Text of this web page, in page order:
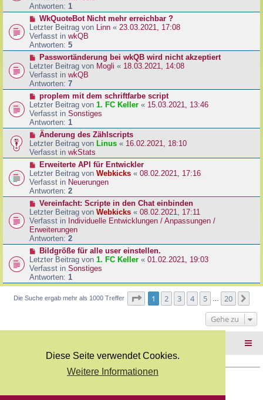
Diese Seite verwendet Cookies.
Weitere Informationen
t
a
g
e
r
B
e
i
t
a
g
Antworten: 1
N
e
u
e
r
B
e
i
t
a
g
WkQuoteBot Nicht mehr erreichbar ?
Letzter Beitrag von Linn « 23.03.2021, 17:08
Verfasst in wkQB
Antworten: 5
N
e
u
e
r
B
e
i
t
a
g
Passwortänderung bei wkQB wird nicht akzeptiert
Letzter Beitrag von Mogli « 18.03.2021, 14:08
Verfasst in wkQB
Antworten: 7
N
e
u
e
r
B
e
i
r
a
g
proplem mit dem schriftfarbe script
Letzter Beitrag von 1. FC Keller « 15.03.2021, 13:46
Verfasst in Sonstiges
Antworten: 1
N
e
u
e
r
B
e
i
r
a
g
Änderung des Zählscripts
Letzter Beitrag von Linus « 16.02.2021, 18:10
Verfasst in wkStats
N
e
u
e
r
B
e
i
t
r
a
g
Erweiterte API für Entwickler
Letzter Beitrag von Webkicks « 08.02.2021, 17:16
Verfasst in Neuerungen
Antworten: 2
N
e
u
e
r
B
e
i
t
r
g
Vereinfacht: Scripte in den Chat einbinden
Letzter Beitrag von Webkicks « 08.02.2021, 17:11
Verfasst in Individuelle Entwicklungen / Anpassungen /
Erweiterungen
Antworten: 2
N
e
u
e
r
B
e
r
Bildgröße für alle user einstellen.
Letzter Beitrag von 1. FC Keller « 01.02.2021, 19:03
Verfasst in Sonstiges
Antworten: 1
Die Suche ergab mehr als 1000 Treffer Seite von
1 2 3 4 5 20
Gehe zu
Deutsche Übersetzung durchphpBB.de